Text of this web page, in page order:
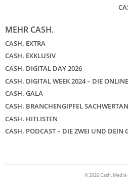
MEHR CASH.
CASH. EXTRA
CASH. EXKLUSIV
CASH. DIGITAL DAY 2026
CASH. DIGITAL WEEK 2024 – DIE
CASH. GALA
CASH. BRANCHENGIPFEL
CASH. HITLISTEN
CASH. PODCAST – DIE ZWEI UND DEIN
© 2026 Cash.